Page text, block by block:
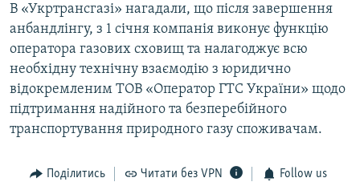
В «Укртрансгазі» нагадали, що після завершення
анбандлінгу, з 1 січня компанія виконує функцію
оператора газових сховищ та налагоджує всю
необхідну технічну взаємодію з юридично
відокремленим ТОВ «Оператор ГТС України» щодо
підтримання надійного та безперебійного
транспортування природного газу споживачам.
Поділитись Читати без VPN Follow us